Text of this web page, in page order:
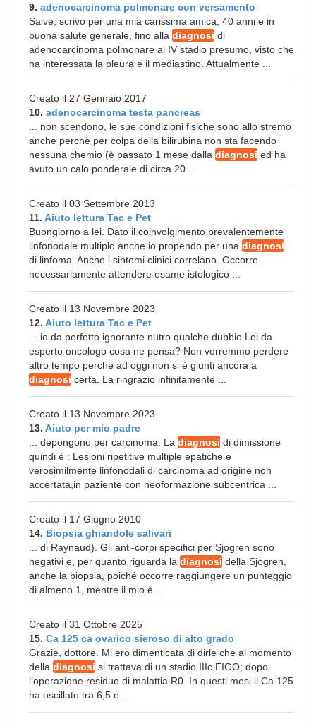
9. adenocarcinoma polmonare con versamento
Salve, scrivo per una mia carissima amica, 40 anni e in
buona salute generale, fino alla diagnosi di
adenocarcinoma polmonare al IV stadio presumo, visto che
ha interessata la pleura e il mediastino. Attualmente ...
Creato il 27 Gennaio 2017
10. adenocarcinoma testa pancreas
... non scendono, le sue condizioni fisiche sono allo stremo
anche perchè per colpa della bilirubina non sta facendo
nessuna chemio (è passato 1 mese dalla diagnosi ed ha
avuto un calo ponderale di circa 20 ...
Creato il 03 Settembre 2013
11. Aiuto lettura Tac e Pet
Buongiorno a lei. Dato il coinvolgimento prevalentemente
linfonodale multiplo anche io propendo per una diagnosi
di linfoma. Anche i sintomi clinici correlano. Occorre
necessariamente attendere esame istologico ...
Creato il 13 Novembre 2023
12. Aiuto lettura Tac e Pet
... io da perfetto ignorante nutro qualche dubbio.Lei da
esperto oncologo cosa ne pensa? Non vorremmo perdere
altro tempo perchè ad oggi non si è giunti ancora a
diagnosi certa. La ringrazio infinitamente ...
Creato il 13 Novembre 2023
13. Aiuto per mio padre
... depongono per carcinoma. La diagnosi di dimissione
quindi è : Lesioni ripetitive multiple epatiche e
verosimilmente linfonodali di carcinoma ad origine non
accertata,in paziente con neoformazione subcentrica ...
Creato il 17 Giugno 2010
14. Biopsia ghiandole salivari
... di Raynaud). Gli anti-corpi specifici per Sjogren sono
negativi e, per quanto riguarda la diagnosi della Sjogren,
anche la biopsia, poiché occorre raggiungere un punteggio
di almeno 1, mentre il mio è ...
Creato il 31 Ottobre 2025
15. Ca 125 ca ovarico sieroso di alto grado
Grazie, dottore. Mi ero dimenticata di dirle che al momento
della diagnosi si trattava di un stadio IIIc FIGO; dopo
l’operazione residuo di malattia R0. In questi mesi il Ca 125
ha oscillato tra 6,5 e ...